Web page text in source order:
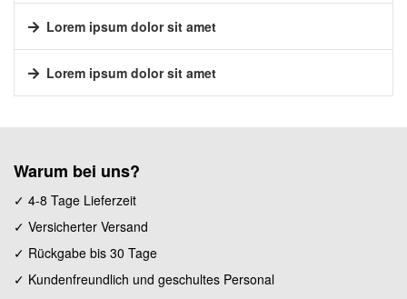
Lorem ipsum dolor sit amet
Lorem ipsum dolor sit amet
Warum bei uns?
✓ 4-8 Tage Lieferzeit
✓ Versicherter Versand
✓ Rückgabe bis 30 Tage
✓ Kundenfreundlich und geschultes Personal